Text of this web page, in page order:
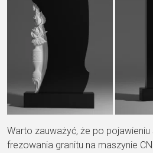
Warto zauważyć, że po
frezowania granitu na maszynie